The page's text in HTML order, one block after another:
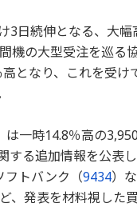
3日続伸となる、大
機の大型受注を巡る
となり、これを受
は一時14.8％高の
する追加情報を公表
フトバンク（9434）
、発表を材料視した